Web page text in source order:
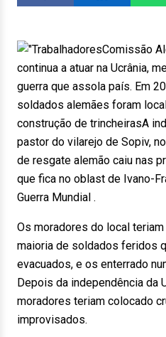
Comissão
continua a atuar na Ucrânia,
guerra que assola país. Em
soldados alemães foram
construção de trincheirasA
pastor do vilarejo de Sopiv,
de resgate alemão caiu nas
que fica no oblast de Ivano-
Guerra Mundial .
Os moradores do local
maioria de soldados feridos
evacuados, e os enterrado
Depois da independência da
moradores teriam colocado
improvisados.